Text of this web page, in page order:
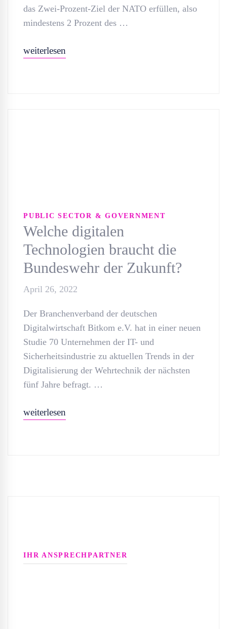
das Zwei-Prozent-Ziel der NATO erfüllen, also
mindestens 2 Prozent des …
weiterlesen
PUBLIC SECTOR & GOVERNMENT
Welche digitalen
Technologien braucht die
Bundeswehr der Zukunft?
April 26, 2022
Der Branchenverband der deutschen
Digitalwirtschaft Bitkom e.V. hat in einer neuen
Studie 70 Unternehmen der IT- und
Sicherheitsindustrie zu aktuellen Trends in der
Digitalisierung der Wehrtechnik der nächsten
fünf Jahre befragt. …
weiterlesen
IHR ANSPRECHPARTNER